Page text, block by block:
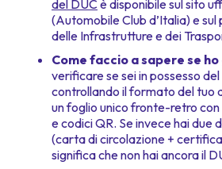
del DUC è disponibile sul sito
(Automobile Club d’Italia) e
delle Infrastrutture e dei
Come faccio a sapere se ho
verificare se sei in possesso
controllando il formato del tuo
un foglio unico fronte-retro
e codici QR. Se invece hai due
(carta di circolazione +
significa che non hai ancora il